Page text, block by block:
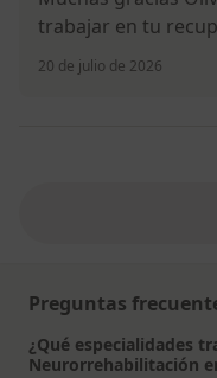
trabajar en tu
20 de julio de 2026
Preguntas
¿Qué especialidades
Neurorrehabilitación